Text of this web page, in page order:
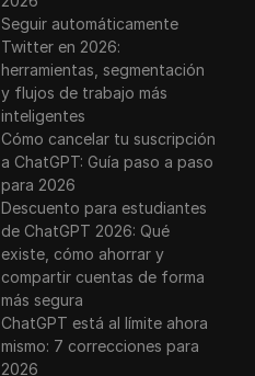
Seguir automáticamente
Twitter en 2026:
herramientas, segmentación
y flujos de trabajo más
inteligentes
Cómo cancelar tu suscripción
a ChatGPT: Guía paso a paso
para 2026
Descuento para estudiantes
de ChatGPT 2026: Qué
existe, cómo ahorrar y
compartir cuentas de forma
más segura
ChatGPT está al límite ahora
mismo: 7 correcciones para
2026